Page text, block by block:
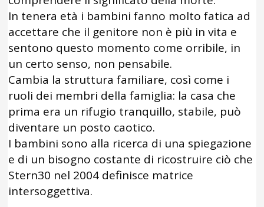
In tenera età i bambini fanno molto fatica ad
accettare che il genitore non è più in vita e
sentono questo momento come orribile, in
un certo senso, non pensabile.
Cambia la struttura familiare, così come i
ruoli dei membri della famiglia: la casa che
prima era un rifugio tranquillo, stabile, può
diventare un posto caotico.
I bambini sono alla ricerca di una spiegazione
e di un bisogno costante di ricostruire ciò che
Stern30 nel 2004 definisce matrice
intersoggettiva.